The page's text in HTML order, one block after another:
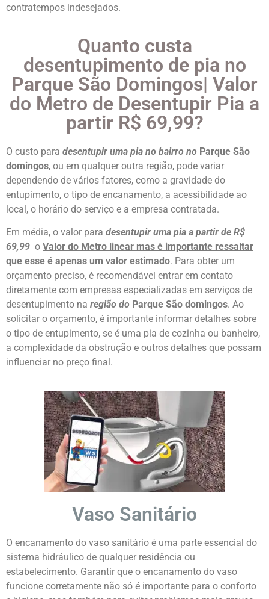
contratempos indesejados.
Quanto custa
desentupimento de pia no
Parque São Domingos| Valor
do Metro de Desentupir Pia a
partir R$ 69,99?
O custo para desentupir uma pia no bairro no Parque São
domingos, ou em qualquer outra região, pode variar
dependendo de vários fatores, como a gravidade do
entupimento, o tipo de encanamento, a acessibilidade ao
local, o horário do serviço e a empresa contratada.
Em média, o valor para desentupir uma pia a partir de R$
69,99 o Valor do Metro linear mas é importante ressaltar
que esse é apenas um valor estimado. Para obter um
orçamento preciso, é recomendável entrar em contato
diretamente com empresas especializadas em serviços de
desentupimento na região do Parque São domingos. Ao
solicitar o orçamento, é importante informar detalhes sobre
o tipo de entupimento, se é uma pia de cozinha ou banheiro,
a complexidade da obstrução e outros detalhes que possam
influenciar no preço final.
Vaso Sanitário
O encanamento do vaso sanitário é uma parte essencial do
sistema hidráulico de qualquer residência ou
estabelecimento. Garantir que o encanamento do vaso
funcione corretamente não só é importante para o conforto